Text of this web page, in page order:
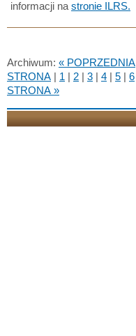
informacji na stronie ILRS.
Archiwum: « POPRZEDNIA
STRONA | 1 | 2 | 3 | 4 | 5 | 6
STRONA »